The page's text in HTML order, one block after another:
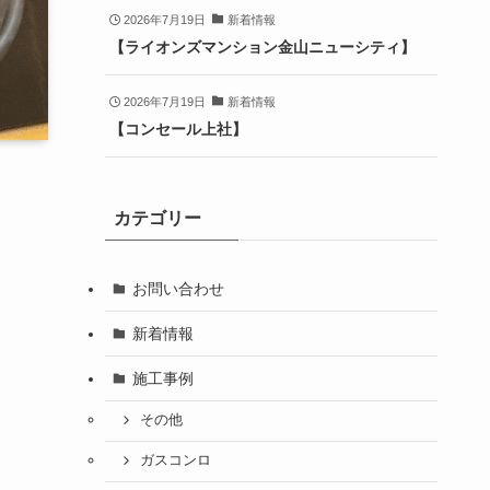
2026年7月19日 新着情報
【ライオンズマンション金山ニューシティ】
2026年7月19日 新着情報
【コンセール上社】
カテゴリー
お問い合わせ
新着情報
施工事例
その他
ガスコンロ